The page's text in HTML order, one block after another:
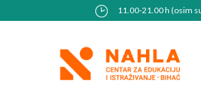
to
11.00-21.00 h (osim
navigation